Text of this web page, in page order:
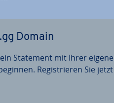
Domain
ein Statement mit Ihrer
Re­gis­trie­ren Sie